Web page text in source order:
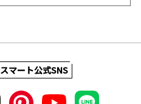
スマート公式SNS